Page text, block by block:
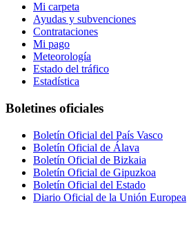
Mi carpeta
Ayudas y subvenciones
Contrataciones
Mi pago
Meteorología
Estado del tráfico
Estadística
Boletines oficiales
Boletín Oficial del País Vasco
Boletín Oficial de Álava
Boletín Oficial de Bizkaia
Boletín Oficial de Gipuzkoa
Boletín Oficial del Estado
Diario Oficial de la Unión Europea